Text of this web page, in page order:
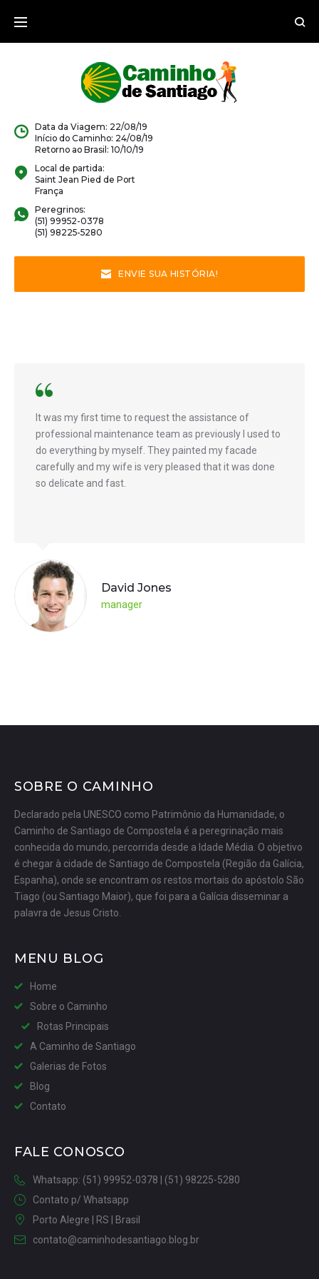
para
Data da Viagem: 22/08/19
Início do Caminho: 24/08/19
Retorno ao Brasil: 10/10/19
Local de partida:
Saint Jean Pied de Port
França
Peregrinos:
(51) 99952-0378
(51) 98225-5280
ENVIE SUA HISTÓRIA!
It was my first time to request the assistance of
professional maintenance team as previously I used to
do everything by myself. They painted my facade
carefully and my wife is very pleased that it was done
so delicate and fast.
David Jones
manager
SOBRE O CAMINHO
Declarado pela UNESCO como Patrimônio da Humanidade, o
Caminho de Santiago de Compostela é a peregrinação mais
conhecida do mundo, percorrida desde a Idade Média. O objetivo
é chegar à cidade de Santiago de Compostela (Região da Galícia,
Espanha), onde se encontram os restos mortais do apóstolo São
Tiago (ou Santiago Maior), que foi para a Galícia disseminar a
palavra de Jesus Cristo.
MENU BLOG
Home
Sobre o Caminho
Rotas Principais
A Caminho de Santiago
Galerias de Fotos
Blog
Contato
FALE CONOSCO
Whatsapp: (51) 99952-0378 | (51) 98225-5280
Contato p/ Whatsapp
Porto Alegre | RS | Brasil
contato@caminhodesantiago.blog.br